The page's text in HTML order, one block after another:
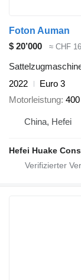
Foton Auman
$ 20’000
≈ CHF
2022
Euro 3
Motorleistung
China, Hefei
Hefei Huake